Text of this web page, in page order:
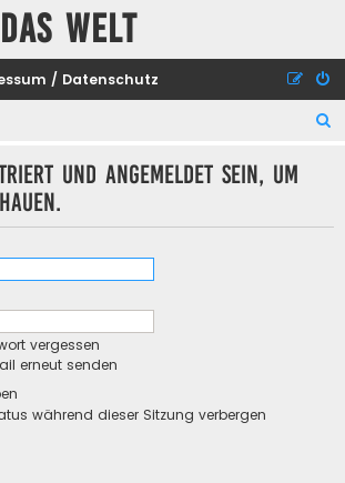
Welt
/ Datenschutz
und angemeldet sein, um
vergessen
erneut senden
während dieser Sitzung verbergen